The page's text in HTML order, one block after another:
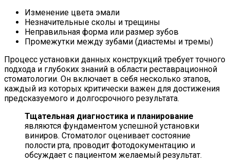
Изменение цвета эмали
Незначительные сколы и трещины
Неправильная форма или размер зубов
Промежутки между зубами (диастемы и тремы)
Процесс установки данных конструкций требует точного
подхода и глубоких знаний в области реставрационной
стоматологии. Он включает в себя несколько этапов,
каждый из которых критически важен для достижения
предсказуемого и долгосрочного результата.
Тщательная диагностика и планирование
являются фундаментом успешной установки
виниров. Стоматолог оценивает состояние
полости рта, проводит фотодокументацию и
обсуждает с пациентом желаемый результат.